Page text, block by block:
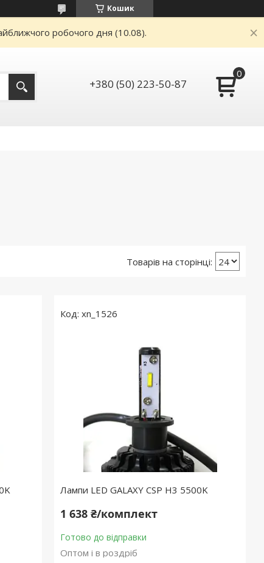
Кошик
робочого дня (10.08).
+380 (50) 223-50-87
xn_1526
Лампи LED GALAXY CSP H3 5500K
1 638 ₴/комплект
Готово до відправки
Оптом і в роздріб